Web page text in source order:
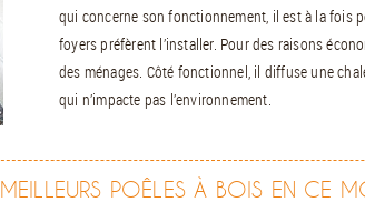
qui concerne son fonctionnement, il est à la fois
foyers préfèrent l’installer. Pour des raisons
des ménages. Côté fonctionnel, il diffuse une
qui n’impacte pas l’environnement.
MEILLEURS POÊLES À BOIS EN CE